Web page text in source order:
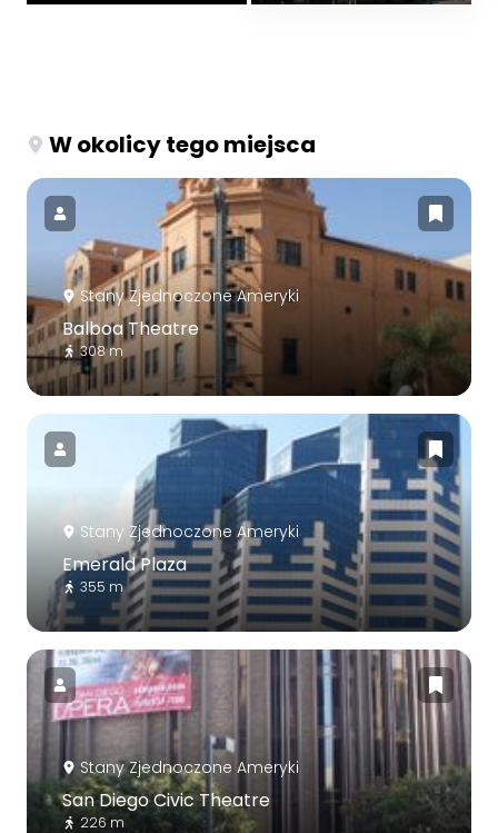
W okolicy tego miejsca
Stany Zjednoczone Ameryki
Balboa Theatre
308 m
Stany Zjednoczone Ameryki
Emerald Plaza
355 m
Stany Zjednoczone Ameryki
San Diego Civic Theatre
226 m